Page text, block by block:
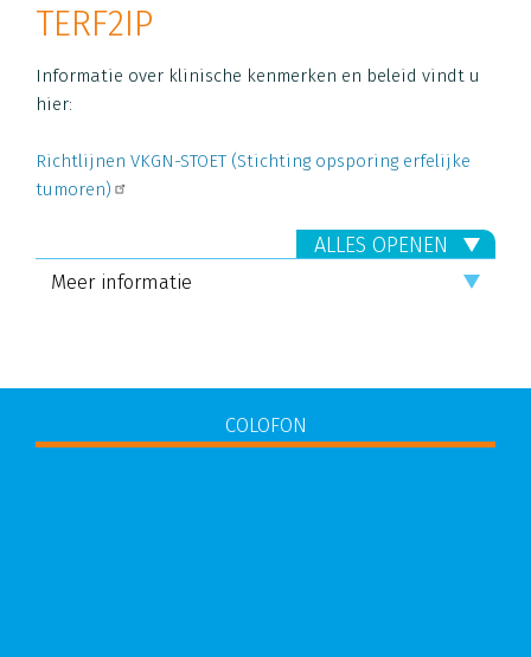
TERF2IP
Informatie over klinische kenmerken en beleid vindt u
hier:
Richtlijnen VKGN-STOET (Stichting opsporing erfelijke
tumoren)
ALLES OPENEN
Meer informatie
COLOFON